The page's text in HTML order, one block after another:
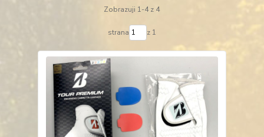
Zobrazuji 1-4 z 4
strana z 1